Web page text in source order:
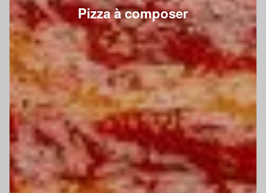
Pizza à composer